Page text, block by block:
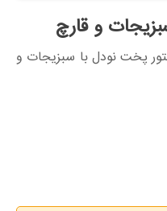
و قارچ
پخت نودل با سبزیجات و